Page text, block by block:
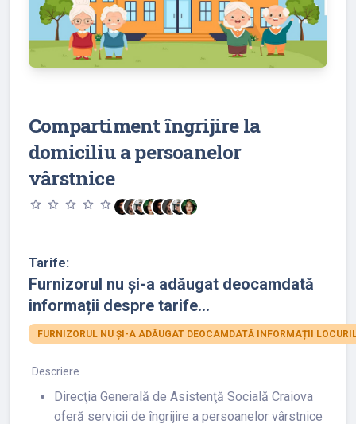
Compartiment îngrijire la
domiciliu a persoanelor
vârstnice
star_outline star_outline star_outline star_outline star_outline
Tarife:
Furnizorul nu și-a adăugat deocamdată
informații despre tarife...
FURNIZORUL NU ȘI-A ADĂUGAT DEOCAMDATĂ INFORMAȚII
Descriere
Direcţia Generală de Asistenţă Socială Craiova
oferă servicii de îngrijire a persoanelor vârstnice